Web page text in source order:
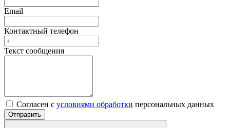
Email
Контактный телефон
Текст сообщения
Согласен с условиями обработки персональных данных
Отправить